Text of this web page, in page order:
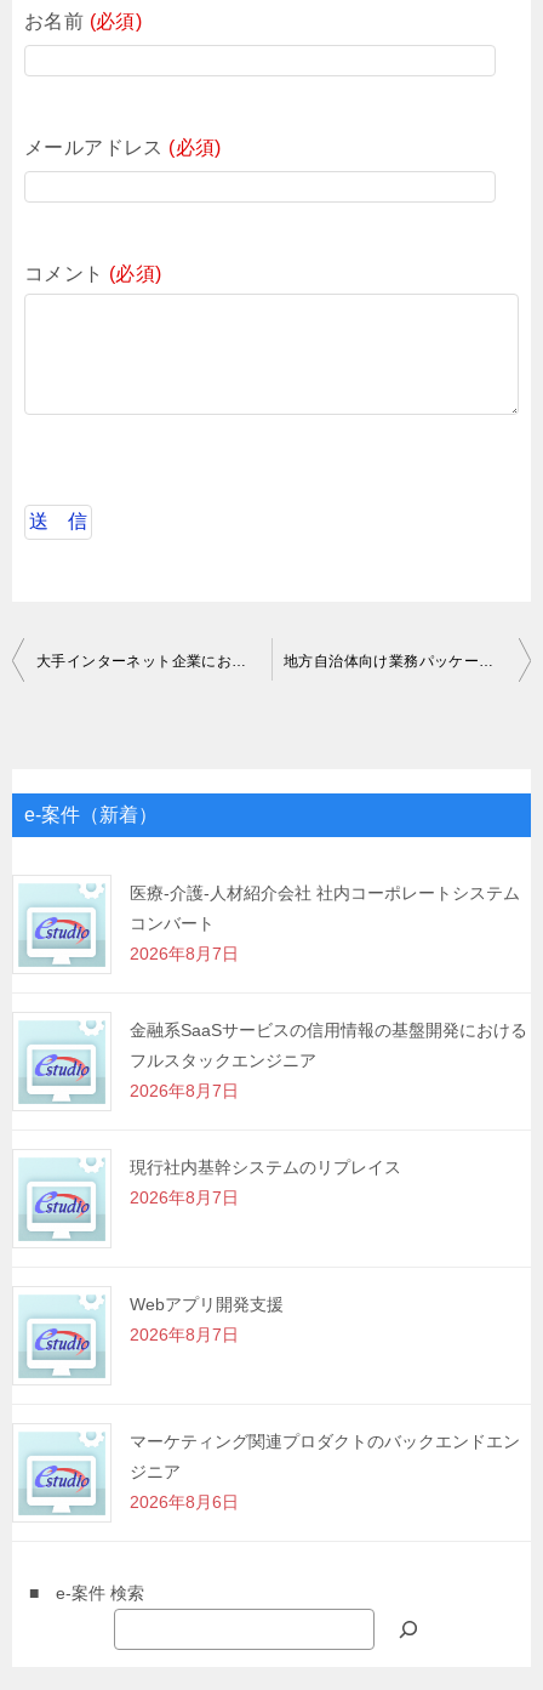
お名前 (必須)
メールアドレス (必須)
コメント (必須)
投
ゲ
シ
ョ
ン
大手インターネット企業におけるJavaエンジニア 地方自治体向け業務パッケージバージョンアップ
e-案件（新着）
医療-介護-人材紹介会社 社内コーポレートシステム
コンバート
2026年8月7日
金融系SaaSサービスの信用情報の基盤開発における
フルスタックエンジニア
2026年8月7日
現行社内基幹システムのリプレイス
2026年8月7日
Webアプリ開発支援
2026年8月7日
マーケティング関連プロダクトのバックエンドエン
ジニア
2026年8月6日
■ e-案件 検索